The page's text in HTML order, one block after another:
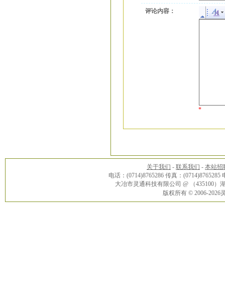
评论内容：
*
关于我们 - 联系我们 - 本站招
电话：(0714)8765286 传真：(0714)8765285
大冶市灵通科技有限公司 @ （435100
版权所有 © 2006-2026